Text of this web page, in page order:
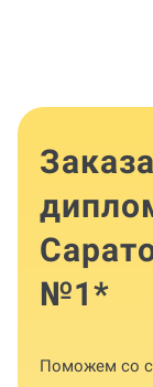
№1*
Поможем со